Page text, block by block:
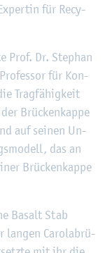
für Re­cy­
Prof. Dr. Ste­phan
für Kon­
Trag­fä­hig­keit
Brü­cken­kap­pe
auf sei­nen Un­
das an
Brü­cken­kap­pe
Ba­salt Stab
lan­gen Ca­ro­la­b­rü­